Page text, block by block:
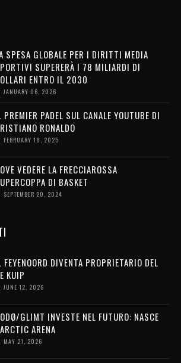
SPESA GLOBALE PER I DIRITTI MEDIA
SUPERERÀ I 78 MILIARDI DI
ENTRO IL 2030
JANUARY 06, 2026
PREMIER PADEL SUL CANALE YOUTUBE DI
RONALDO
FEBRUARY 18, 2025
VEDERE LA FRECCIAROSSA
DI BASKET
SEPTEMBER 20, 2024
FEYENOORD DIVENTA PROPRIETARIO DEL
KUIP
JUNE 12, 2026
GLIMT INVESTE NEL FUTURO: NASCE
ARENA
MAY 21, 2026